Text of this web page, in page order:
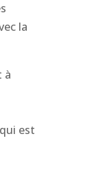
la
à
est